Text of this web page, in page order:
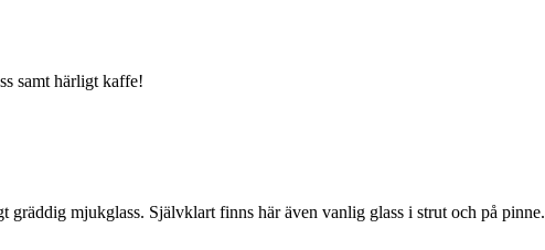
samt härligt kaffe!
mjukglass. Självklart finns här även vanlig glass i strut och på pinne.